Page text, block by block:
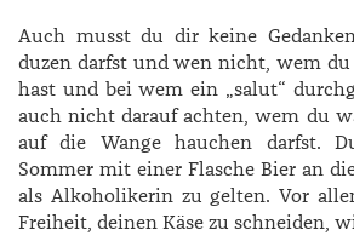
Auch musst du dir keine
duzen darfst und wen nicht, wem du
hast und bei wem ein „salut“
auch nicht darauf achten, wem du
auf die Wange hauchen darfst.
Sommer mit einer Flasche Bier an
als Alkoholikerin zu gelten. Vor
Freiheit, deinen Käse zu schneiden,